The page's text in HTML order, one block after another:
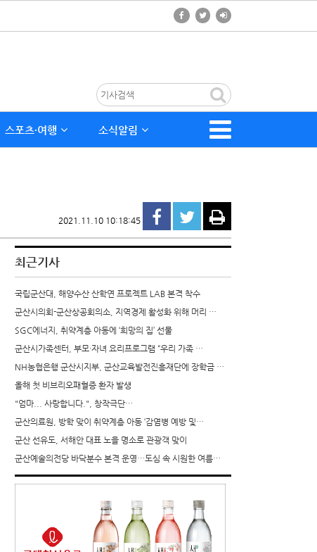
스포츠∙여행 소식알림
2021.11.10 10:18:45
최근기사
국립군산대, 해양수산 산학연 프로젝트 LAB 본격 착수
군산시의회-군산상공회의소, 지역경제 활성화 위해 머리 …
SGC에너지, 취약계층 아동에 ‘희망의 집’ 선물
군산시가족센터, 부모·자녀 요리프로그램 “우리 가족 …
NH농협은행 군산시지부, 군산교육발전진흥재단에 장학금 …
올해 첫 비브리오패혈증 환자 발생
"엄마... 사랑합니다.", 창작극단…
군산의료원, 방학 맞이 취약계층 아동 ‘감염병 예방 및…
군산 선유도, 서해안 대표 노을 명소로 관광객 맞이
군산예술의전당 바닥분수 본격 운영…도심 속 시원한 여름…